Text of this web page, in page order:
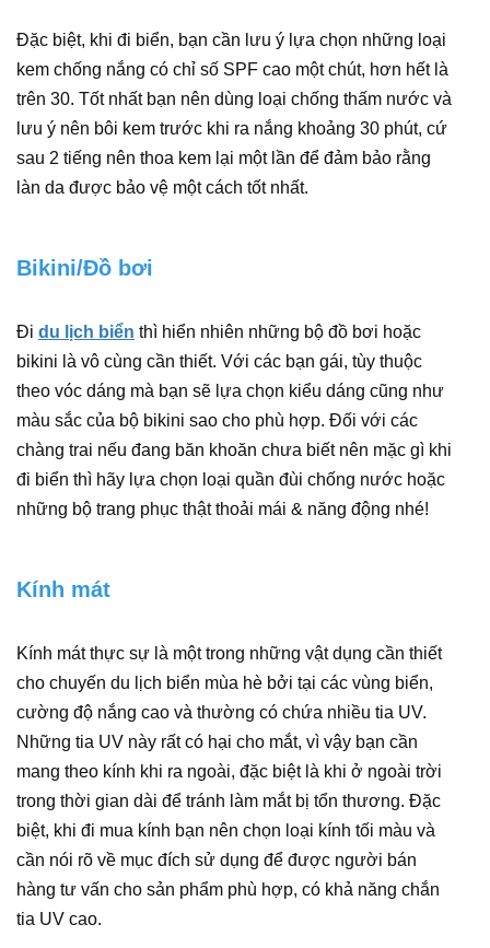
Đặc biệt, khi đi biển, bạn cần lưu ý lựa chọn những loại
kem chống nắng có chỉ số SPF cao một chút, hơn hết là
trên 30. Tốt nhất bạn nên dùng loại chống thấm nước và
lưu ý nên bôi kem trước khi ra nắng khoảng 30 phút, cứ
sau 2 tiếng nên thoa kem lại một lần để đảm bảo rằng
làn da được bảo vệ một cách tốt nhất.
Bikini/Đồ bơi
Đi du lịch biển thì hiển nhiên những bộ đồ bơi hoặc
bikini là vô cùng cần thiết. Với các bạn gái, tùy thuộc
theo vóc dáng mà bạn sẽ lựa chọn kiểu dáng cũng như
màu sắc của bộ bikini sao cho phù hợp. Đối với các
chàng trai nếu đang băn khoăn chưa biết nên mặc gì khi
đi biển thì hãy lựa chọn loại quần đùi chống nước hoặc
những bộ trang phục thật thoải mái & năng động nhé!
Kính mát
Kính mát thực sự là một trong những vật dụng cần thiết
cho chuyến du lịch biển mùa hè bởi tại các vùng biển,
cường độ nắng cao và thường có chứa nhiều tia UV.
Những tia UV này rất có hại cho mắt, vì vậy bạn cần
mang theo kính khi ra ngoài, đặc biệt là khi ở ngoài trời
trong thời gian dài để tránh làm mắt bị tổn thương. Đặc
biệt, khi đi mua kính bạn nên chọn loại kính tối màu và
cần nói rõ về mục đích sử dụng để được người bán
hàng tư vấn cho sản phẩm phù hợp, có khả năng chắn
tia UV cao.